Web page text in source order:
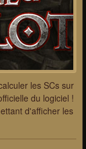
les SCs sur
du logiciel !
d'afficher les